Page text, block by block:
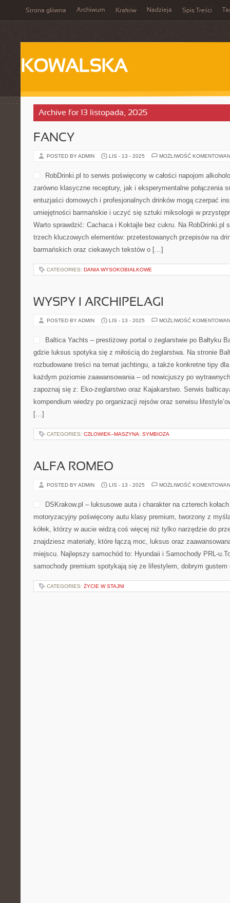
Strona główna Archiwum Kraków Nadzieja Spis Treści
KOWALSKA
Archive for 13 listopada, 2025
FANCY
POSTED BY ADMIN LIS - 13 - 2025 MOŻLIWOŚĆ
RobDrinki.pl to serwis poświęcony w całości napojom
zarówno klasyczne receptury, jak i eksperymentalne połączenia
entuzjaści domowych i profesjonalnych drinków mogą czerpać
umiejętności barmańskie i uczyć się sztuki miksologii w
Warto sprawdzić: Cachaca i Koktajle bez cukru. Na RobDrinki.pl
trzech kluczowych elementów: przetestowanych przepisów na
barmańskich oraz ciekawych tekstów o […]
CATEGORIES: DANIA WYSOKOBIAŁKOWE
WYSPY I ARCHIPELAGI
POSTED BY ADMIN LIS - 13 - 2025 MOŻLIWOŚĆ
Baltica Yachts – prestiżowy portal o żeglarstwie po Bałtyku
gdzie luksus spotyka się z miłością do żeglarstwa. Na stronie
rozbudowane treści na temat jachtingu, a także konkretne tipy
każdym poziomie zaawansowania – od nowicjuszy po
zapoznaj się z: Eko-żeglarstwo oraz Kajakarstwo. Serwis
kompendium wiedzy po organizacji rejsów oraz serwisu
[…]
CATEGORIES: CZŁOWIEK–MASZYNA: SYMBIOZA
ALFA ROMEO
POSTED BY ADMIN LIS - 13 - 2025 MOŻLIWOŚĆ
DSKrakow.pl – luksusowe auta i charakter na czterech
motoryzacyjny poświęcony autu klasy premium, tworzony z
kółek, którzy w aucie widzą coś więcej niż tylko narzędzie do
znajdziesz materiały, które łączą moc, luksus oraz
miejscu. Najlepszy samochód to: Hyundaii i Samochody PRL-
samochody premium spotykają się ze lifestylem, dobrym
CATEGORIES: ŻYCIE W STAJNI